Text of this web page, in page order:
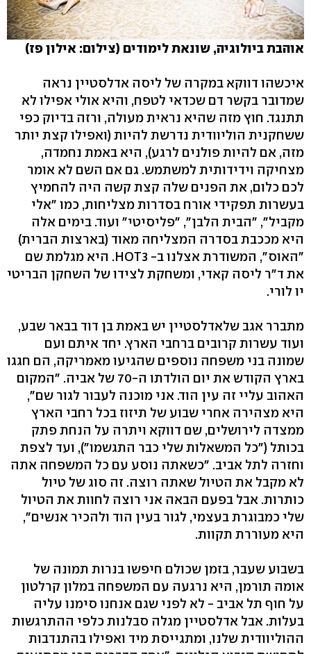
אוהבת ביולוגיה, שונאת לימודים (צילום: אילון פז)
איכשהו דווקא במקרה של ליסה אדלסטיין נראה
שמדובר בקשר דם שכדאי לטפח, והיא אולי אפילו לא
תתנגד. חוץ מזה שהיא נראית מעולה, ורזה בדיוק כפי
ששחקנית הוליוודית נדרשת להיות (ואפילו קצת יותר
מזה, אם להיות פולנים לרגע), היא באמת נחמדה,
מצחיקה וידידותית למשתמש. גם אם השם לא אומר
לכם כלום, את הפנים שלה קצת קשה היה להחמיץ
בעשרות תפקידי אורח בסדרות מצליחות, כמו "אלי
מקביל", "הבית הלבן", "פליסיטי" ועוד. בימים אלה
היא מככבת בסדרה המצליחה מאוד (בארצות הברית)
"האוס", המשודרת אצלנו ב- HOT3. היא מגלמת שם
את ד"ר ליסה קאדי, ומשחקת לצידו של השחקן הבריטי
יו לורי.
מתברר אגב שלאדלסטיין יש באמת בן דוד בבאר שבע,
ועוד עשרות קרובים ברחבי הארץ. יחד איתם ועם
שמונה בני משפחה נוספים שהגיעו מאמריקה, הם חגגו
בארץ הקודש את יום הולדתו ה-70 של אביה. "המקום
האהוב עליי זה עין הוד. אני מוכנה לעבור לגור שם",
היא מצהירה אחרי שבוע של תיזוז בכל רחבי הארץ
ממצדה לירושלים, שם דווקא ויתרה על הנחת פתק
בכותל ("כל המשאלות שלי כבר התגשמו"), ועד לצפת
וחזרה לתל אביב. "כשאתה נוסע עם כל המשפחה אתה
לא מקבל את הטיול שאתה רוצה. זה סוג של טיול
כותרות. אבל בפעם הבאה אני רוצה לחוות את הטיול
שלי כמבוגרת בעצמי, לגור בעין הוד ולהכיר אנשים",
היא מעוררת תקוות.
בשבוע שעבר, בזמן שכולם חיפשו בנרות תמונה של
אומה תורמן, היא נרגעה עם המשפחה במלון קרלטון
על חוף תל אביב - לא לפני שגם אנחנו סימנו עליה
בעלות. אבל אדלסטיין מגלה סבלנות כלפי ההתרגשות
ההוליוודית שלנו, ומתגייסת מיד ואפילו בהתנדבות